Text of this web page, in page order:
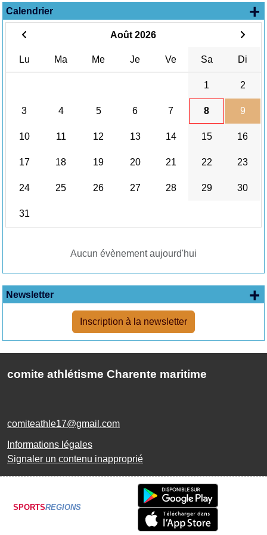
Calendrier
Août 2026
Lu Ma Me Je Ve Sa Di
1 2
3 4 5 6 7 8 9
10 11 12 13 14 15 16
17 18 19 20 21 22 23
24 25 26 27 28 29 30
31
Aucun évènement aujourd'hui
+
Newsletter
Inscription à la newsletter
+
comite athlétisme Charente maritime
comiteathle17@gmail.com
Informations légales
Signaler un contenu inapproprié
SPORTSREGIONS